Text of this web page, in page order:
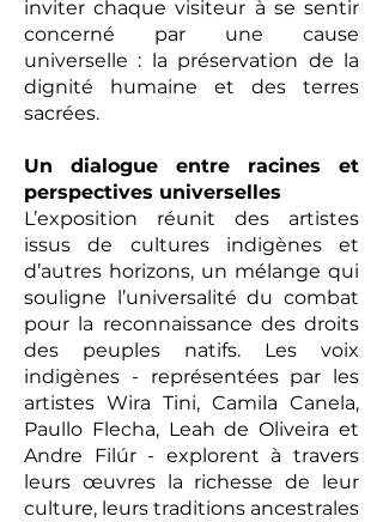
inviter chaque visiteur à se sentir
concerné par une cause
universelle : la préservation de la
dignité humaine et des terres
sacrées.
Un dialogue entre racines et
perspectives universelles
L’exposition réunit des artistes
issus de cultures indigènes et
d’autres horizons, un mélange qui
souligne l’universalité du combat
pour la reconnaissance des droits
des peuples natifs. Les voix
indigènes - représentées par les
artistes Wira Tini, Camila Canela,
Paullo Flecha, Leah de Oliveira et
Andre Filúr - explorent à travers
leurs œuvres la richesse de leur
culture, leurs traditions ancestrales